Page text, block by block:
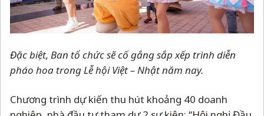
Đặc biệt, Ban tổ chức sẽ cố gắng sắp xếp trình diễn
pháo hoa trong Lễ hội Việt–Nhật năm nay.
Chương trình dự kiến thu hút khoảng 40 doanh